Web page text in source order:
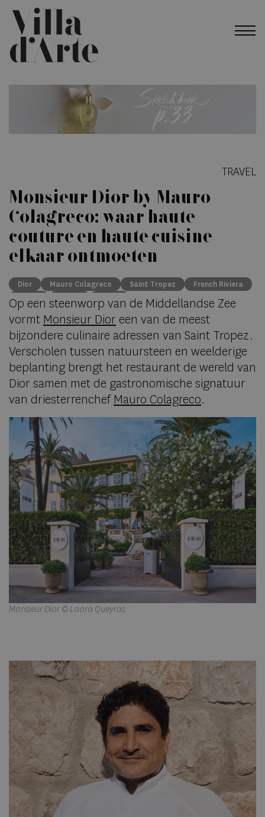
TRAVEL
Monsieur Dior by Mauro
Colagreco: waar haute
couture en haute cuisine
elkaar ontmoeten
Dior Mauro Colagreco Saint Tropez
French Riviera
Op een steenworp van de Middellandse Zee
vormt Monsieur Dior een van de meest
bijzondere culinaire adressen van Saint Tropez.
Verscholen tussen natuursteen en weelderige
beplanting brengt het restaurant de wereld van
Dior samen met de gastronomische signatuur
van driesterrenchef Mauro Colagreco.
Monsieur Dior © Laora Queyras